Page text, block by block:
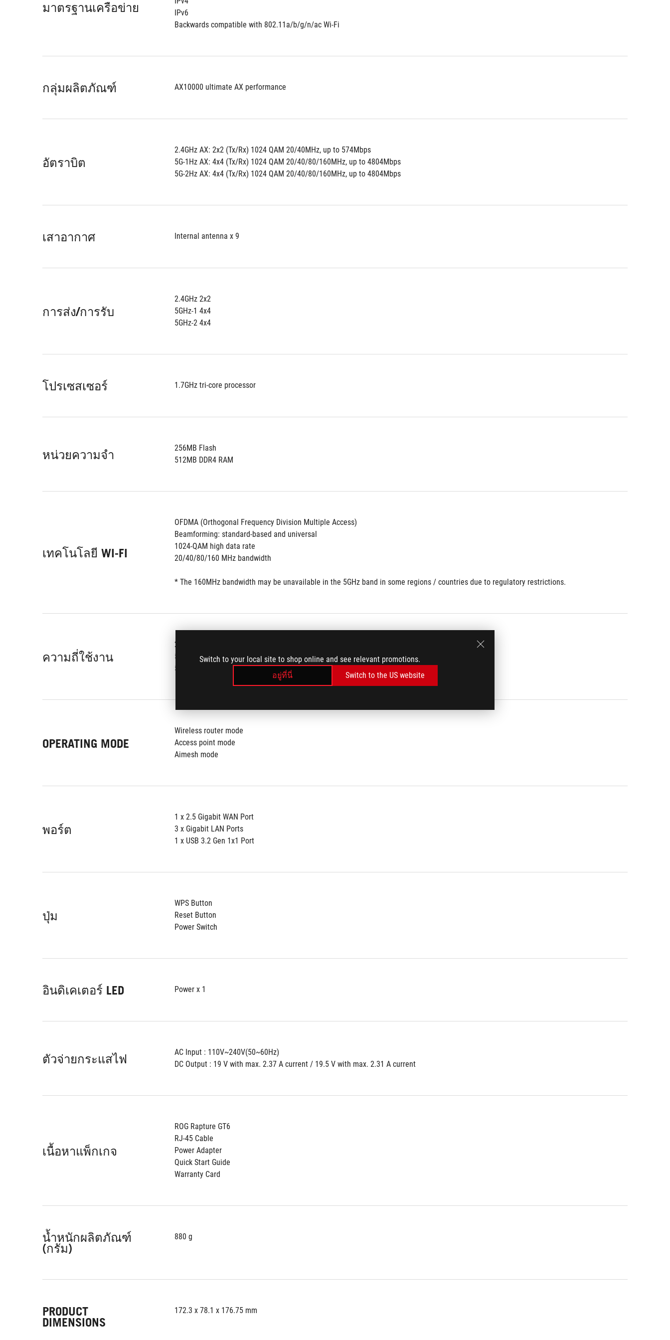
Switch to your local site to shop online and see relevant promotions.
อยู่ที่นี่
Switch to the US website
มาตรฐานเครือข่าย
IPv6
Backwards compatible with 802.11a/b/g/n/ac Wi-Fi
กลุ่มผลิตภัณฑ์ AX10000 ultimate AX performance
อัตราบิต
2.4GHz AX: 2x2 (Tx/Rx) 1024 QAM 20/40MHz, up to 574Mbps
5G-1Hz AX: 4x4 (Tx/Rx) 1024 QAM 20/40/80/160MHz, up to 4804Mbps
5G-2Hz AX: 4x4 (Tx/Rx) 1024 QAM 20/40/80/160MHz, up to 4804Mbps
เสาอากาศ Internal antenna x 9
การส่ง/การรับ
2.4GHz 2x2
5GHz-1 4x4
5GHz-2 4x4
โปรเซสเซอร์ 1.7GHz tri-core processor
หน่วยความจำ
256MB Flash
512MB DDR4 RAM
เทคโนโลยี WI-FI
OFDMA (Orthogonal Frequency Division Multiple Access)
Beamforming: standard-based and universal
1024-QAM high data rate
20/40/80/160 MHz bandwidth
* The 160MHz bandwidth may be unavailable in the 5GHz band in some regions / countries due to regulatory restrictions.
ความถี่ใช้งาน
2.4G Hz
5 GHz-1
5 GHz-2
OPERATING MODE
Wireless router mode
Access point mode
Aimesh mode
พอร์ต
1 x 2.5 Gigabit WAN Port
3 x Gigabit LAN Ports
1 x USB 3.2 Gen 1x1 Port
ปุ่ม
WPS Button
Reset Button
Power Switch
อินดิเคเตอร์ LED Power x 1
ตัวจ่ายกระแสไฟ
AC Input : 110V~240V(50~60Hz)
DC Output : 19 V with max. 2.37 A current / 19.5 V with max. 2.31 A current
เนื้อหาแพ็กเกจ
ROG Rapture GT6
RJ-45 Cable
Power Adapter
Quick Start Guide
Warranty Card
น้ำหนักผลิตภัณฑ์
(กรัม)
880 g
PRODUCT
DIMENSIONS
172.3 x 78.1 x 176.75 mm